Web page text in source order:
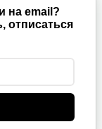
на email?
отписаться